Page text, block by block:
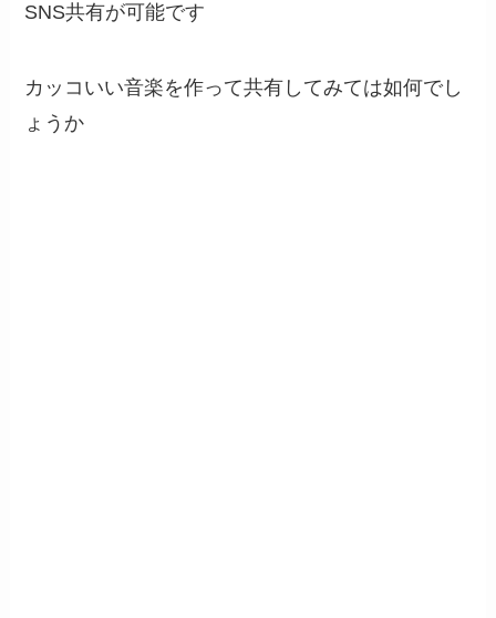
SNS共有が可能です
カッコいい音楽を作って共有してみては如何でし
ょうか